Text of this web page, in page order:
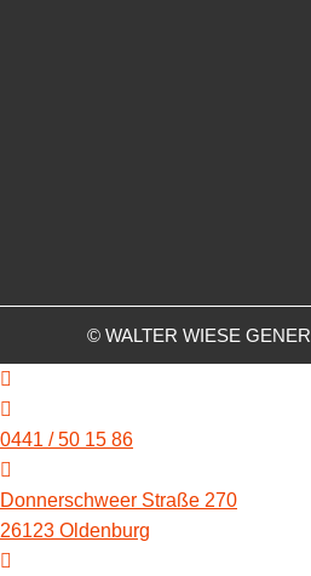
© WALTER WIESE
0441 / 50 15 86
Donnerschweer Straße 270
26123 Oldenburg